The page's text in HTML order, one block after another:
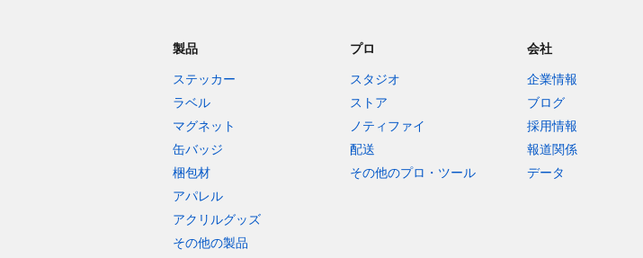
製品
ステッカー
ラベル
マグネット
缶バッジ
梱包材
アパレル
アクリルグッズ
その他の製品
プロ
スタジオ
ストア
ノティファイ
配送
その他のプロ・ツール
会社
企業情報
ブログ
採用情報
報道関係
データ